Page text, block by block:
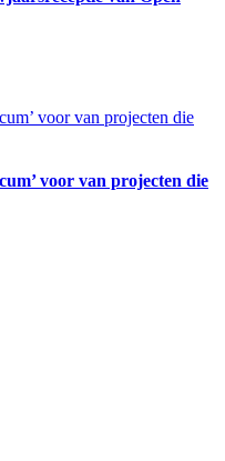
voor van projecten die